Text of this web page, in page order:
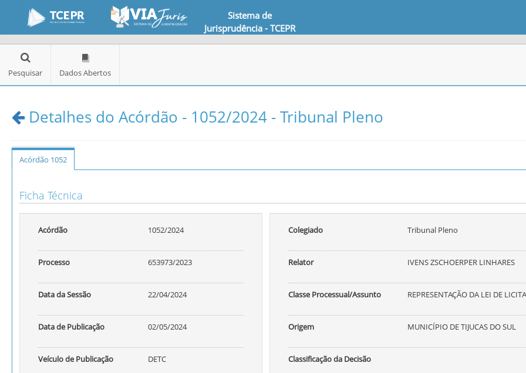
Sistema de
Jurisprudência - TCEPR
Pesquisar Dados Abertos
Detalhes do Acórdão - 1052/2024 - Tribunal Pleno
Acórdão 1052
Ficha Técnica
Acórdão 1052/2024
Processo 653973/2023
Data da Sessão 22/04/2024
Data de Publicação 02/05/2024
Veículo de Publicação DETC
Colegiado Tribunal Pleno
Relator IVENS ZSCHOERPER LINHARES
Classe Processual/Assunto REPRESENTAÇÃO DA LEI DE
Origem MUNICÍPIO DE TIJUCAS DO SUL
Classificação da Decisão